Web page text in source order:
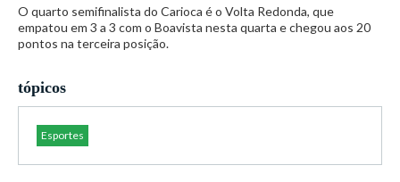
O quarto semifinalista do Carioca é o Volta Redonda, que
empatou em 3 a 3 com o Boavista nesta quarta e chegou aos 20
pontos na terceira posição.
tópicos
Esportes